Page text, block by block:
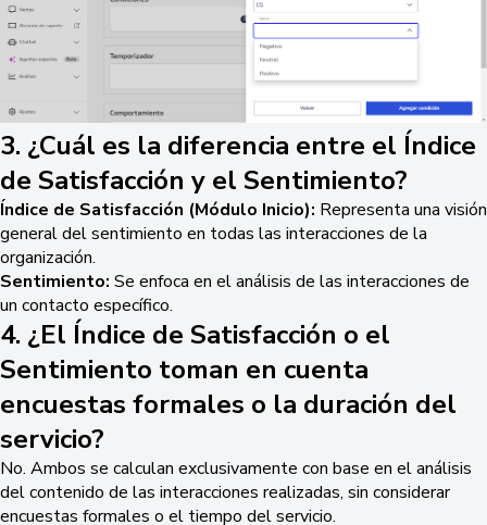
3. ¿Cuál es la diferencia entre el Índice
de Satisfacción y el Sentimiento?
Índice de Satisfacción (Módulo Inicio): Representa una visión
general del sentimiento en todas las interacciones de la
organización.
Sentimiento: Se enfoca en el análisis de las interacciones de
un contacto específico.
4. ¿El Índice de Satisfacción o el
Sentimiento toman en cuenta
encuestas formales o la duración del
servicio?
No. Ambos se calculan exclusivamente con base en el análisis
del contenido de las interacciones realizadas, sin considerar
encuestas formales o el tiempo del servicio.